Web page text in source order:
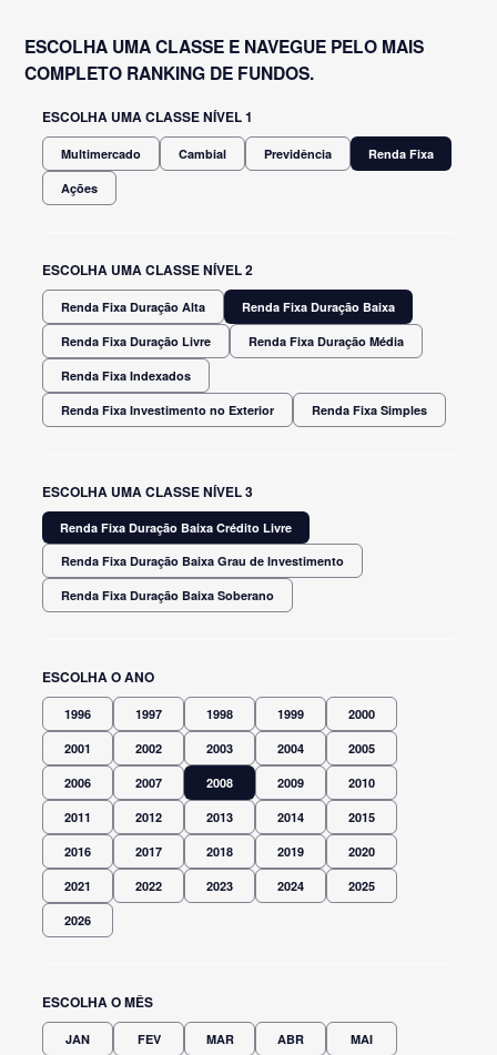
ESCOLHA UMA CLASSE E NAVEGUE PELO MAIS
COMPLETO RANKING DE FUNDOS.
ESCOLHA UMA CLASSE NÍVEL 1
Multimercado Cambial Previdência Renda Fixa
Ações
ESCOLHA UMA CLASSE NÍVEL 2
Renda Fixa Duração Alta Renda Fixa Duração Baixa
Renda Fixa Duração Livre Renda Fixa Duração Média
Renda Fixa Indexados
Renda Fixa Investimento no Exterior Renda Fixa Simples
ESCOLHA UMA CLASSE NÍVEL 3
Renda Fixa Duração Baixa Crédito Livre
Renda Fixa Duração Baixa Grau de Investimento
Renda Fixa Duração Baixa Soberano
ESCOLHA O ANO
1996 1997 1998 1999 2000
2001 2002 2003 2004 2005
2006 2007 2008 2009 2010
2011 2012 2013 2014 2015
2016 2017 2018 2019 2020
2021 2022 2023 2024 2025
2026
ESCOLHA O MÊS
JAN FEV MAR ABR MAI